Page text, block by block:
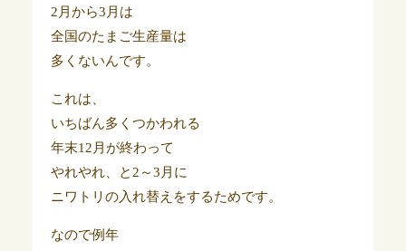
2月から3月は
全国のたまご生産量は
多くないんです。
これは、
いちばん多くつかわれる
年末12月が終わって
やれやれ、と2～3月に
ニワトリの入れ替えをするためです。
なので例年